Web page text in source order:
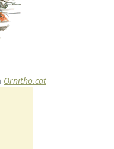
Ornitho.cat